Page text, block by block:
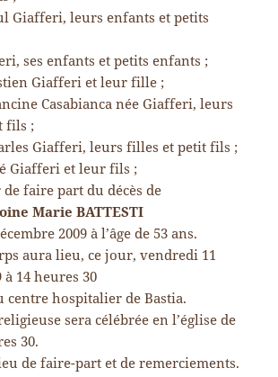
Giafferi, leurs enfants et petits
ses enfants et petits enfants ;
Giafferi et leur fille ;
Casabianca née Giafferi, leurs
fils ;
Giafferi, leurs filles et petit fils ;
Giafferi et leur fils ;
faire part du décès de
Marie BATTESTI
2009 à l’âge de 53 ans.
aura lieu, ce jour, vendredi 11
à 14 heures 30
centre hospitalier de Bastia.
sera célébrée en l’église de
30.
de faire-part et de remerciements.